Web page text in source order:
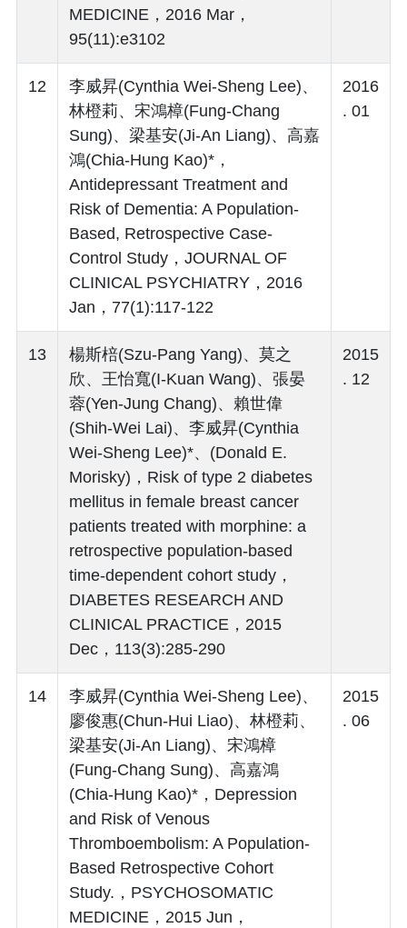
MEDICINE，2016 Mar，
95(11):e3102
12
李威昇(Cynthia Wei-Sheng Lee)、
林橙莉、宋鴻樟(Fung-Chang
Sung)、梁基安(Ji-An Liang)、高嘉
鴻(Chia-Hung Kao)*，
Antidepressant Treatment and
Risk of Dementia: A Population-
Based, Retrospective Case-
Control Study，JOURNAL OF
CLINICAL PSYCHIATRY，2016
Jan，77(1):117-122
2016
. 01
13
楊斯棓(Szu-Pang Yang)、莫之
欣、王怡寬(I-Kuan Wang)、張晏
蓉(Yen-Jung Chang)、賴世偉
(Shih-Wei Lai)、李威昇(Cynthia
Wei-Sheng Lee)*、(Donald E.
Morisky)，Risk of type 2 diabetes
mellitus in female breast cancer
patients treated with morphine: a
retrospective population-based
time-dependent cohort study，
DIABETES RESEARCH AND
CLINICAL PRACTICE，2015
Dec，113(3):285-290
2015
. 12
14
李威昇(Cynthia Wei-Sheng Lee)、
廖俊惠(Chun-Hui Liao)、林橙莉、
梁基安(Ji-An Liang)、宋鴻樟
(Fung-Chang Sung)、高嘉鴻
(Chia-Hung Kao)*，Depression
and Risk of Venous
Thromboembolism: A Population-
Based Retrospective Cohort
Study.，PSYCHOSOMATIC
MEDICINE，2015 Jun，
2015
. 06